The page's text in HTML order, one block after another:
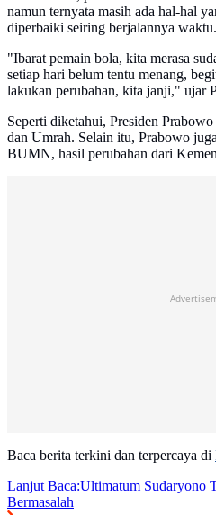
namun ternyata masih ada hal-hal
diperbaiki seiring berjalannya waktu.
"Ibarat pemain bola, kita merasa
setiap hari belum tentu menang,
lakukan perubahan, kita janji," ujar
Seperti diketahui, Presiden
dan Umrah. Selain itu, Prabowo
BUMN, hasil perubahan dari
Baca berita terkini dan terpercaya di
Lanjut Baca:Ultimatum Sudaryono
Bermasalah